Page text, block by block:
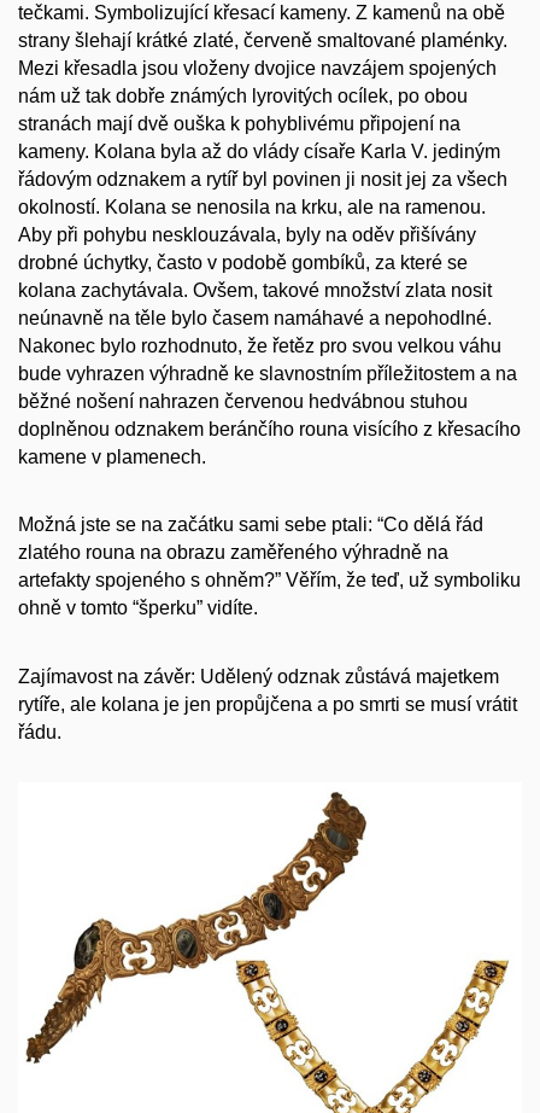
tečkami. Symbolizující křesací kameny. Z kamenů na obě
strany šlehají krátké zlaté, červeně smaltované plaménky.
Mezi křesadla jsou vloženy dvojice navzájem spojených
nám už tak dobře známých lyrovitých ocílek, po obou
stranách mají dvě ouška k pohyblivému připojení na
kameny. Kolana byla až do vlády císaře Karla V. jediným
řádovým odznakem a rytíř byl povinen ji nosit jej za všech
okolností. Kolana se nenosila na krku, ale na ramenou.
Aby při pohybu nesklouzávala, byly na oděv přišívány
drobné úchytky, často v podobě gombíků, za které se
kolana zachytávala. Ovšem, takové množství zlata nosit
neúnavně na těle bylo časem namáhavé a nepohodlné.
Nakonec bylo rozhodnuto, že řetěz pro svou velkou váhu
bude vyhrazen výhradně ke slavnostním příležitostem a na
běžné nošení nahrazen červenou hedvábnou stuhou
doplněnou odznakem beránčího rouna visícího z křesacího
kamene v plamenech.
Možná jste se na začátku sami sebe ptali: “Co dělá řád
zlatého rouna na obrazu zaměřeného výhradně na
artefakty spojeného s ohněm?” Věřím, že teď, už symboliku
ohně v tomto “šperku” vidíte.
Zajímavost na závěr: Udělený odznak zůstává majetkem
rytíře, ale kolana je jen propůjčena a po smrti se musí vrátit
řádu.